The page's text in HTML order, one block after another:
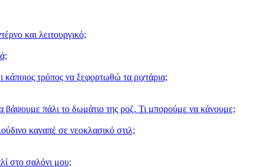
και λειτουργικό;
τρόπος να ξεφορτωθώ τα ριχτάρια;
βάψουμε πάλι το δωμάτιο της ροζ. Τι μπορούμε να κάνουμε;
καναπέ σε νεοκλασικό στιλ;
στο σαλόνι μου;